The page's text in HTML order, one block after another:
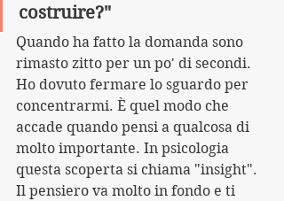
costruire?"
Quando ha fatto la domanda sono
rimasto zitto per un po' di secondi.
Ho dovuto fermare lo sguardo per
concentrarmi. È quel modo che
accade quando pensi a qualcosa di
molto importante. In psicologia
questa scoperta si chiama "insight".
Il pensiero va molto in fondo e ti